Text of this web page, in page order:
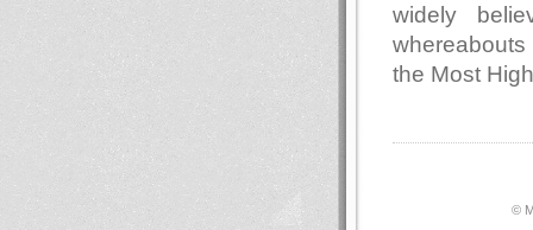
widely
the Most
©